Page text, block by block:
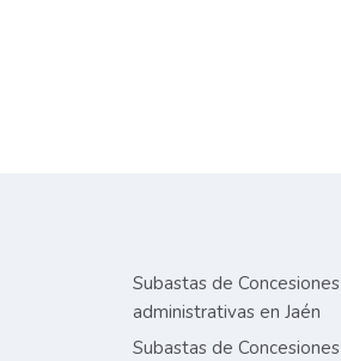
Subastas de Concesiones
administrativas en Jaén
Subastas de Concesiones